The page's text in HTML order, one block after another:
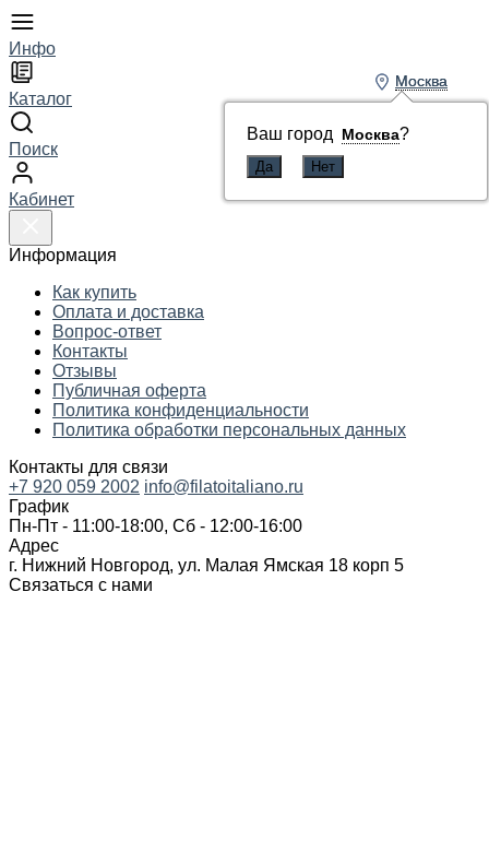
Инфо
Каталог
Поиск
Кабинет
Информация
Как купить
Оплата и доставка
Вопрос-ответ
Контакты
Отзывы
Публичная оферта
Политика конфиденциальности
Политика обработки персональных данных
Контакты для связи
Москва
Ваш город Москва?
+7 920 059 2002 info@filatoitaliano.ru
График
Пн-Пт - 11:00-18:00, Сб - 12:00-16:00
Адрес
г. Нижний Новгород, ул. Малая Ямская 18 корп 5
Связаться с нами
Москва
Ваш город Москва?